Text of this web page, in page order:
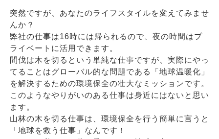
突然ですが、あなたのライフスタイルを変えてみませ
んか？
弊社の仕事は16時には帰られるので、夜の時間はプ
ライベートに活用できます。
間伐は木を切るという単純な仕事ですが、実際にやっ
てることはグローバル的な問題である「地球温暖化」
を解決するための環境保全の壮大なミッションです。
このようなやりがいのある仕事は身近にはないと思い
ます。
山林の木を切る仕事は、環境保全を行う簡単に言うと
「地球を救う仕事」なんです！